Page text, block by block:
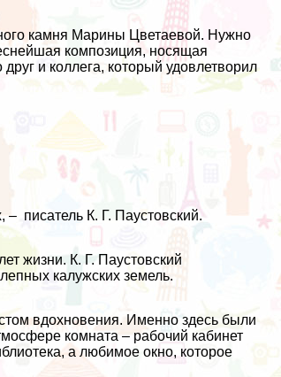
камня Марины Цветаевой. Нужно
композиция, носящая
и коллега, который удовлетворил
писатель К. Г. Паустовский.
жизни. К. Г. Паустовский
калужских земель.
вдохновения. Именно здесь были
комната – рабочий кабинет
а любимое окно, которое